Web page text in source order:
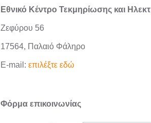
Εθνικό Κέντρο Τεκμηρίωσης και
Ζεφύρου 56
17564, Παλαιό Φάληρο
E-mail: επιλέξτε εδώ
Φόρμα επικοινωνίας